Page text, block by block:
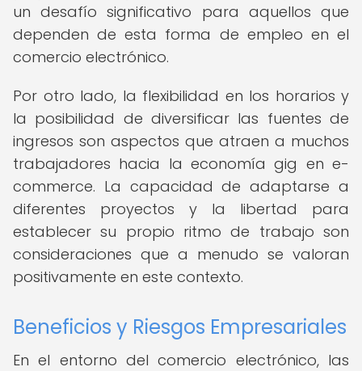
un desafío significativo para aquellos que
dependen de esta forma de empleo en el
comercio electrónico.
Por otro lado, la flexibilidad en los horarios y
la posibilidad de diversificar las fuentes de
ingresos son aspectos que atraen a muchos
trabajadores hacia la economía gig en e-
commerce. La capacidad de adaptarse a
diferentes proyectos y la libertad para
establecer su propio ritmo de trabajo son
consideraciones que a menudo se valoran
positivamente en este contexto.
Beneficios y Riesgos Empresariales
En el entorno del comercio electrónico, las